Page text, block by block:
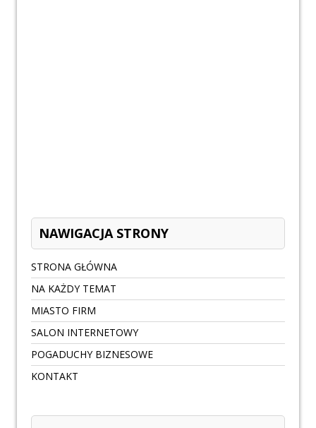
NAWIGACJA STRONY
STRONA GŁÓWNA
NA KAŻDY TEMAT
MIASTO FIRM
SALON INTERNETOWY
POGADUCHY BIZNESOWE
KONTAKT